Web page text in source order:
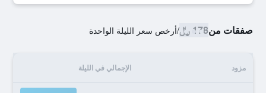
صفقات من178 ﷼ /أرخص سعر الليلة الواحدة
مزود الإجمالي في الليلة